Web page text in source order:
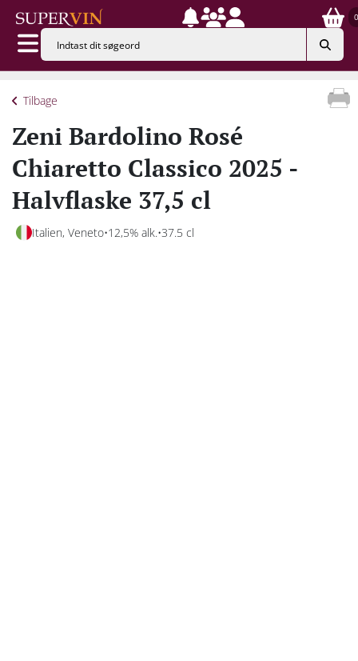
0
Tilbage
Zeni Bardolino Rosé
Chiaretto Classico 2025 -
Halvflaske 37,5 cl
Italien, Veneto 12,5% alk. 37.5 cl